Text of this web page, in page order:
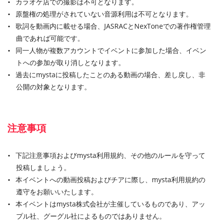
原盤権の処理がされていない音源利用は不可となります。
歌詞を動画内に載せる場合、JASRACとNexToneでの著作権管理
曲であれば可能です。
同一人物が複数アカウントでイベントに参加した場合、イベン
トへの参加が取り消しとなります。
過去にmystaに投稿したことのある動画の場合、差し戻し、非
公開の対象となります。
注意事項
下記注意事項およびmysta利用規約、その他のルールを守って
投稿しましょう。
本イベントへの動画投稿およびチアに際し、mysta利用規約の
遵守をお願いいたします。
本イベントはmysta株式会社が主催しているものであり、アッ
プル社、グーグル社によるものではありません。